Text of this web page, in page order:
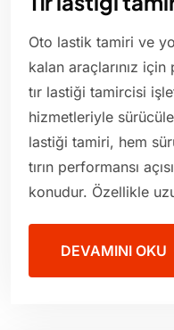
Oto lastik tamiri ve
kalan araçlarınız
tır lastiği tamircisi
hizmetleriyle
lastiği tamiri, hem
tırın performansı
konudur. Özellikle
DEVAMINI OKU